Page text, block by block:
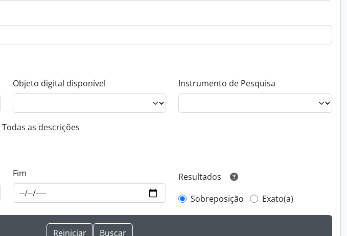
Objeto digital disponível Instrumento de Pesquisa
Todas as descrições
Fim
Resultados
Sobreposição
Exato(a)